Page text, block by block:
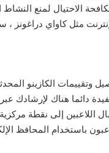
الاحتيال لمنع
الكازينو
إلى نقطة